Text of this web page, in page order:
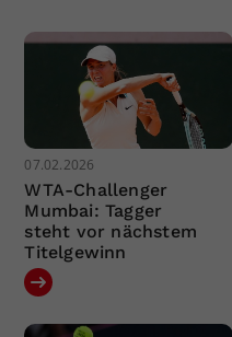
07.02.2026
WTA-Challenger
Mumbai: Tagger
steht vor nächstem
Titelgewinn